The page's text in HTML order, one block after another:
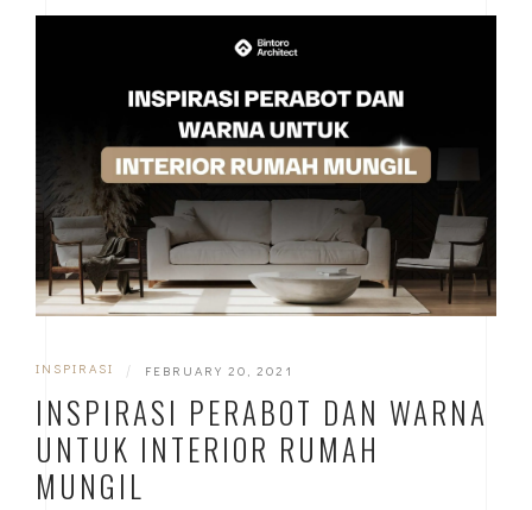
INSPIRASI | FEBRUARY 20, 2021
INSPIRASI PERABOT DAN WARNA
UNTUK INTERIOR RUMAH
MUNGIL